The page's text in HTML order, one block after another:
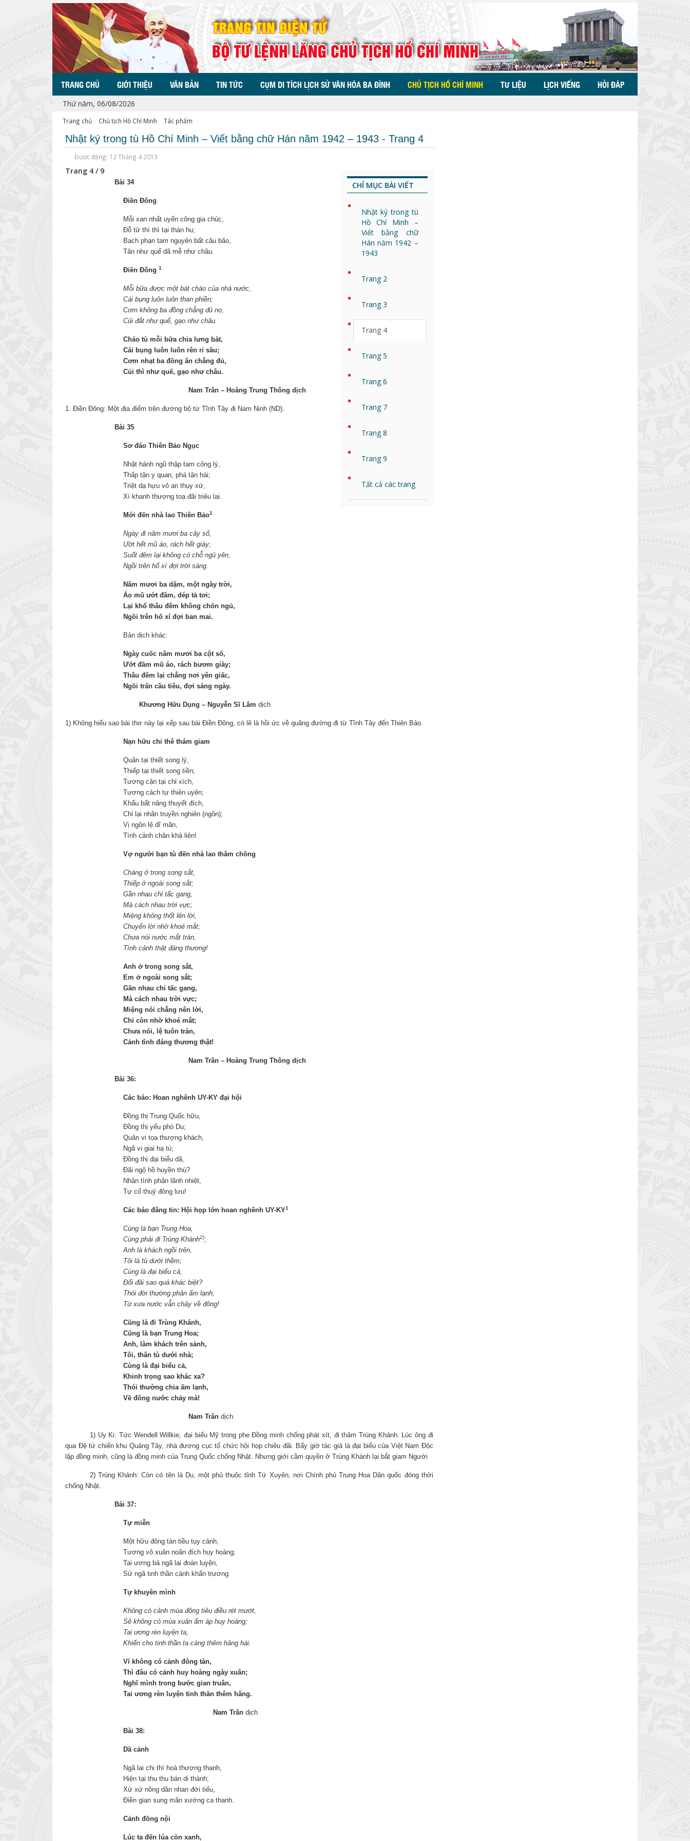
TRANG CHỦ GIỚI THIỆU VĂN BẢN TIN TỨC CỤM DI TÍCH LỊCH SỬ VĂN HÓA BA ĐÌNH CHỦ TỊCH HỒ CHÍ MINH TƯ LIỆU LỊCH VIẾNG HỎI ĐÁP
Thứ năm, 06/08/2026
Trang chủ Chủ tịch Hồ Chí Minh Tác phẩm
Nhật ký trong tù Hồ Chí Minh – Viết bằng chữ Hán năm 1942 – 1943 - Trang 4
Được đăng: 12 Tháng 4 2013
CHỈ MỤC BÀI VIẾT
Nhật ký trong tù
Hồ Chí Minh –
Viết bằng chữ
Hán năm 1942 –
1943
Trang 2
Trang 3
Trang 4
Trang 5
Trang 6
Trang 7
Trang 8
Trang 9
Tất cả các trang
Trang 4 / 9
Bài 34
Điền Đông
Mỗi xan nhất uyển công gia chúc,
Đỗ tử thì thì tại thán hu;
Bạch phạn tam nguyên bất câu bão,
Tân như quế dã mễ như châu.
Điền Đông1
Mỗi bữa được một bát cháo của nhà nước,
Cái bụng luôn luôn than phiền;
Cơm không ba đồng chẳng đủ no,
Củi đắt như quế, gạo như châu.
Cháo tù mỗi bữa chia lưng bát,
Cái bụng luôn luôn rên rỉ sầu;
Cơm nhạt ba đồng ăn chẳng đủ,
Củi thì như quế, gạo như châu.
Nam Trân – Hoàng Trung Thông dịch
1. Điền Đông: Một địa điểm trên đường bộ từ Tĩnh Tây đi Nam Ninh (ND).
Bài 35
Sơ đáo Thiên Bảo Ngục
Nhật hành ngũ thập tam công lý,
Thấp tận y quan, phá tận hài;
Triệt dạ hựu vô an thụy xứ,
Xí khanh thượng toạ đãi triêu lai.
Mới đến nhà lao Thiên Bảo1
Ngày đi năm mươi ba cây số,
Ướt hết mũ áo, rách hết giày;
Suốt đêm lại không có chỗ ngủ yên,
Ngồi trên hố xí đợi trời sáng.
Năm mươi ba dặm, một ngày trời,
Áo mũ ướt đầm, dép tả tơi;
Lại khổ thâu đêm không chốn ngủ,
Ngồi trên hố xí đợi ban mai.
Bản dịch khác:
Ngày cuốc năm mươi ba cột số,
Ướt đầm mũ áo, rách bươm giày;
Thâu đêm lại chẳng nơi yên giấc,
Ngồi trấn cầu tiêu, đợi sáng ngày.
Khương Hữu Dụng – Nguyễn Sĩ Lâm dịch
1) Không hiểu sao bài thơ này lại xếp sau bài Điền Đông, có lẽ là hồi ức về quãng đường đi từ Tĩnh Tây đến Thiên Bảo.
Nạn hữu chi thê thám giam
Quân tại thiết song lý,
Thiếp tại thiết song tiền;
Tương cận tại chỉ xích,
Tương cách tự thiên uyên;
Khẩu bất năng thuyết đích,
Chỉ lại nhãn truyền nghiên (ngôn);
Vị ngôn lệ dĩ mãn,
Tình cảnh chân khả liên!
Vợ người bạn tù đến nhà lao thăm chồng
Chàng ở trong song sắt,
Thiếp ở ngoài song sắt;
Gần nhau chỉ tấc gang,
Mà cách nhau trời vực;
Miệng không thốt lên lời,
Chuyển lời nhờ khoé mắt;
Chưa nói nước mắt tràn,
Tình cảnh thật đáng thương!
Anh ở trong song sắt,
Em ở ngoài song sắt;
Gần nhau chỉ tấc gang,
Mà cách nhau trời vực;
Miệng nói chẳng nên lời,
Chỉ còn nhờ khoé mắt;
Chưa nói, lệ tuôn tràn,
Cảnh tình đáng thương thật!
Nam Trân – Hoàng Trung Thông dịch
Bài 36:
Các báo: Hoan nghênh UY-KY đại hội
Đồng thị Trung Quốc hữu,
Đồng thị yếu phó Du;
Quân vi tọa thượng khách,
Ngã vi giai hạ tù;
Đồng thị đại biểu dã,
Đãi ngộ hồ huyền thù?
Nhân tình phân lãnh nhiệt,
Tự cổ thuỷ đông lưu!
Các báo đăng tin: Hội họp lớn hoan nghênh UY-KY1
Cùng là bạn Trung Hoa,
Cùng phải đi Trùng Khánh2);
Anh là khách ngồi trên,
Tôi là tù dưới thềm;
Cùng là đại biểu cả,
Đối đãi sao quá khác biệt?
Thói đời thường phân ấm lạnh,
Từ xưa nước vẫn chảy về đông!
Cũng là đi Trùng Khánh,
Cũng là bạn Trung Hoa;
Anh, làm khách trên sảnh,
Tôi, thân tù dưới nhà;
Cùng là đại biểu cả,
Khinh trọng sao khác xa?
Thói thường chia ấm lạnh,
Về đông nước chảy mà!
Nam Trân dịch
1) Uy Ki: Tức Wendell Willkie, đại biểu Mỹ trong phe Đồng minh chống phát xít, đi thăm Trùng Khánh. Lúc ông đi
qua Đệ tứ chiến khu Quảng Tây, nhà đương cục tổ chức hội họp chiêu đãi. Bấy giờ tác giả là đại biểu của Việt Nam Độc
lập đồng minh, cũng là đồng minh của Trung Quốc chống Nhật. Nhưng giới cầm quyền ở Trùng Khánh lại bắt giam Người
2) Trùng Khánh: Còn có tên là Du, một phủ thuộc tỉnh Tứ Xuyên, nơi Chính phủ Trung Hoa Dân quốc đóng thời
chống Nhật.
Bài 37:
Tự miễn
Một hữu đông tàn tiều tụy cảnh,
Tương vô xuân noãn đích huy hoàng;
Tai ương bả ngã lai đoàn luyện,
Sử ngã tinh thần cánh khẩn trương.
Tự khuyên mình
Không có cảnh mùa đông tiêu điều rét mướt,
Sẽ không có mùa xuân ấm áp huy hoàng;
Tai ương rèn luyện ta,
Khiến cho tinh thần ta càng thêm hăng hái.
Ví không có cảnh đông tàn,
Thì đâu có cảnh huy hoàng ngày xuân;
Nghĩ mình trong bước gian truân,
Tai ương rèn luyện tinh thần thêm hăng.
Nam Trân dịch
Bài 38:
Dã cảnh
Ngã lai chi thì hoà thượng thanh,
Hiện tại thu thu bán di thành;
Xứ xứ nông dân nhan đới tiếu,
Điền gian sung mãn xướng ca thanh.
Cảnh đồng nội
Lúc ta đến lúa còn xanh,